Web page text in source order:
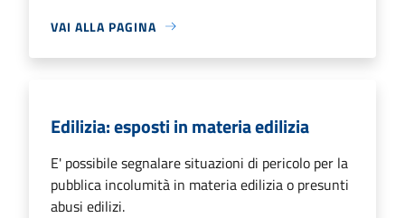
VAI ALLA PAGINA
Edilizia: esposti in materia edilizia
E' possibile segnalare situazioni di pericolo per la
pubblica incolumità in materia edilizia o presunti
abusi edilizi.